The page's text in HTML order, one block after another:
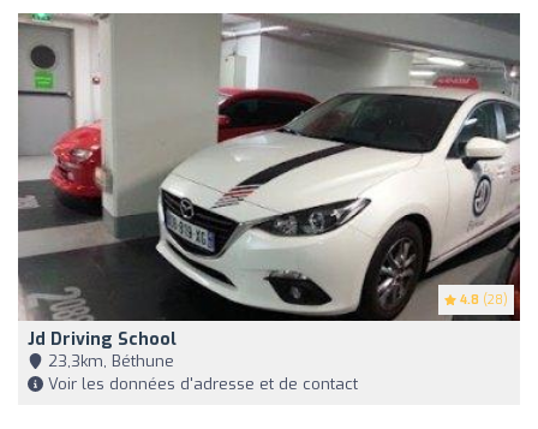
4.8 (28)
Jd Driving School
23,3km, Béthune
Voir les données d'adresse et de contact